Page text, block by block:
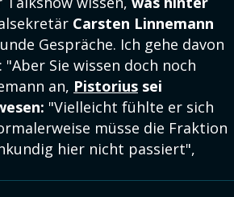
Carsten Linnemann
Gespräche. Ich gehe davon
Sie wissen doch noch
an, Pistorius sei
"Vielleicht fühlte er sich
müsse die Fraktion
hier nicht passiert",